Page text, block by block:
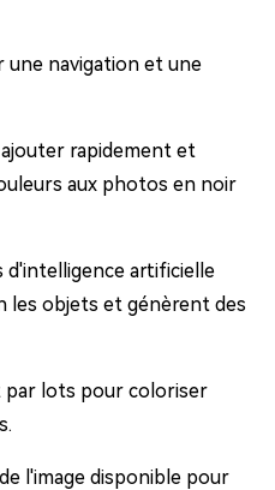
une navigation et une
rapidement et
aux photos en noir
d'intelligence artificielle
les objets et génèrent des
par lots pour coloriser
l'image disponible pour